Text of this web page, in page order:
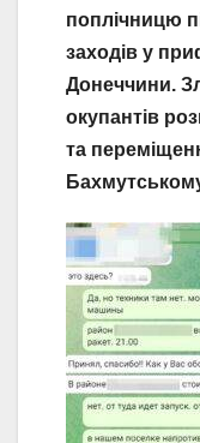
поплічницю
заходів у
Донеччини.
окупантів
та